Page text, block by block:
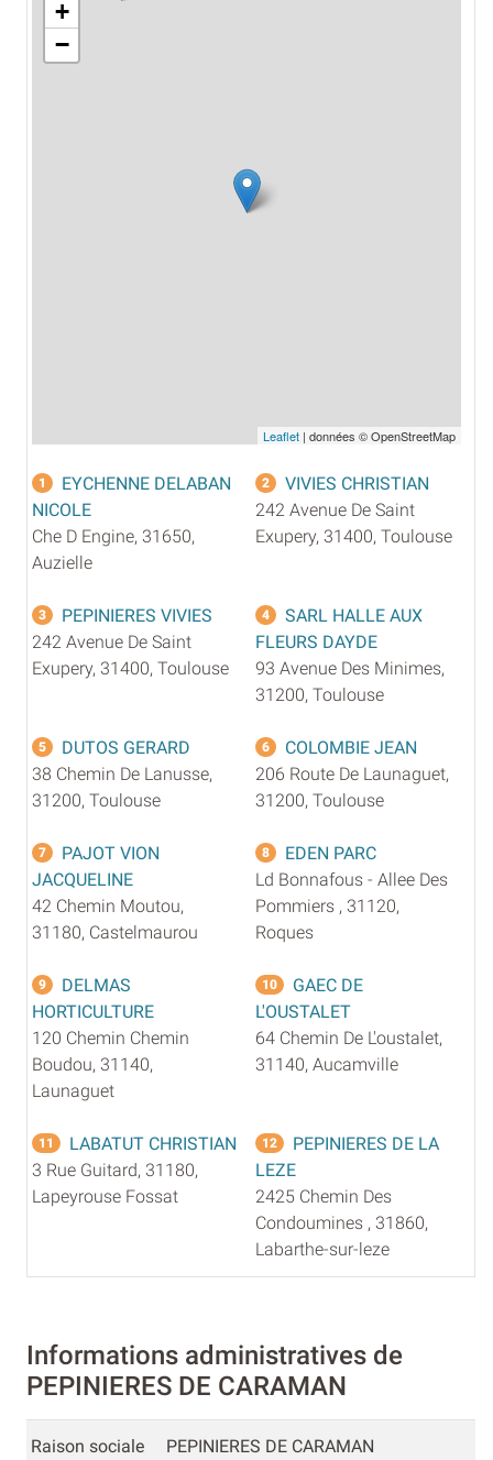
+
−
Leaflet | données © OpenStreetMap
1
EYCHENNE DELABAN
NICOLE
Che D Engine, 31650,
Auzielle
2
VIVIES CHRISTIAN
242 Avenue De Saint
Exupery, 31400, Toulouse
3
PEPINIERES VIVIES
242 Avenue De Saint
Exupery, 31400, Toulouse
4
SARL HALLE AUX
FLEURS DAYDE
93 Avenue Des Minimes,
31200, Toulouse
5
DUTOS GERARD
38 Chemin De Lanusse,
31200, Toulouse
6
COLOMBIE JEAN
206 Route De Launaguet,
31200, Toulouse
7
PAJOT VION
JACQUELINE
42 Chemin Moutou,
31180, Castelmaurou
8
EDEN PARC
Ld Bonnafous - Allee Des
Pommiers , 31120,
Roques
9
DELMAS
HORTICULTURE
120 Chemin Chemin
Boudou, 31140,
Launaguet
10
GAEC DE
L'OUSTALET
64 Chemin De L'oustalet,
31140, Aucamville
11
LABATUT CHRISTIAN
3 Rue Guitard, 31180,
Lapeyrouse Fossat
12
PEPINIERES DE LA
LEZE
2425 Chemin Des
Condoumines , 31860,
Labarthe-sur-leze
Informations administratives de
PEPINIERES DE CARAMAN
Raison sociale PEPINIERES DE CARAMAN